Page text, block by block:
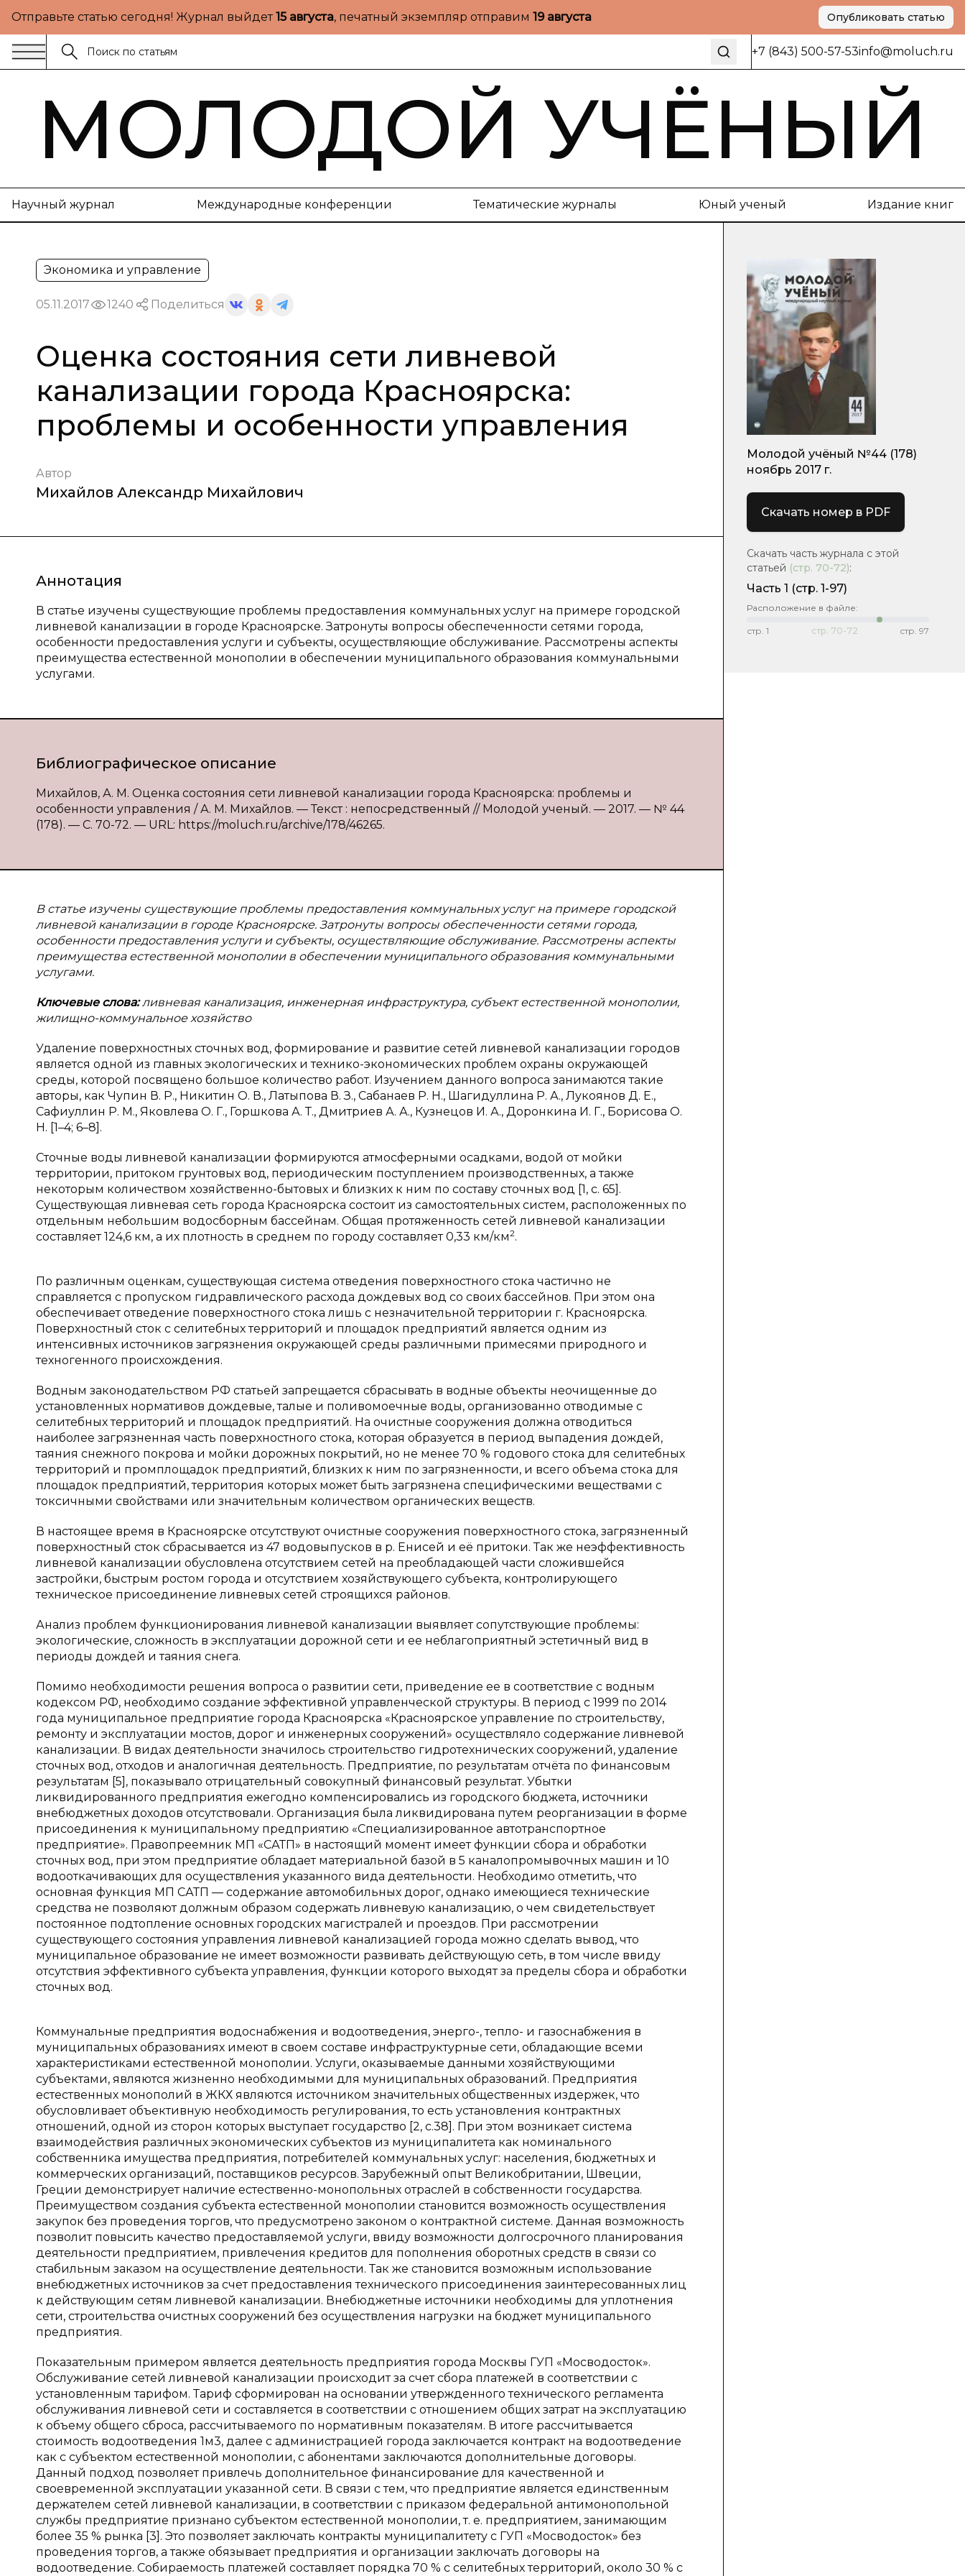
Отправьте статью сегодня! Журнал выйдет15 августа, печатный экземпляр отправим 19 августа Опубликовать статью
+7 (843) 500-57-53info@moluch.ru
МОЛОДОЙ УЧЁНЫЙ
Научный журнал Международные конференции Тематические журналы Юный ученый Издание книг
Экономика и управление
05.11.2017 1240 Поделиться
Оценка состояния сети ливневой
канализации города Красноярска:
проблемы и особенности управления
Автор
Михайлов Александр Михайлович
Аннотация
В статье изучены существующие проблемы предоставления коммунальных услуг на примере городской
ливневой канализации в городе Красноярске. Затронуты вопросы обеспеченности сетями города,
особенности предоставления услуги и субъекты, осуществляющие обслуживание. Рассмотрены аспекты
преимущества естественной монополии в обеспечении муниципального образования коммунальными
услугами.
Библиографическое описание
Михайлов, А. М. Оценка состояния сети ливневой канализации города Красноярска: проблемы и
особенности управления / А. М. Михайлов. — Текст : непосредственный // Молодой ученый. — 2017. — № 44
(178). — С. 70-72. — URL: https://moluch.ru/archive/178/46265.
В статье изучены существующие проблемы предоставления коммунальных услуг на примере городской
ливневой канализации в городе Красноярске. Затронуты вопросы обеспеченности сетями города,
особенности предоставления услуги и субъекты, осуществляющие обслуживание. Рассмотрены аспекты
преимущества естественной монополии в обеспечении муниципального образования коммунальными
услугами.
Ключевые слова:ливневая канализация, инженерная инфраструктура, субъект естественной монополии,
жилищно-коммунальное хозяйство
Удаление поверхностных сточных вод, формирование и развитие сетей ливневой канализации городов
является одной из главных экологических и технико-экономических проблем охраны окружающей
среды, которой посвящено большое количество работ. Изучением данного вопроса занимаются такие
авторы, как Чупин В. Р., Никитин О. В., Латыпова В. З., Сабанаев Р. Н., Шагидуллина Р. А., Лукоянов Д. Е.,
Сафиуллин Р. М., Яковлева О. Г., Горшкова А. Т., Дмитриев А. А., Кузнецов И. А., Доронкина И. Г., Борисова О.
Н. [1–4; 6–8].
Сточные воды ливневой канализации формируются атмосферными осадками, водой от мойки
территории, притоком грунтовых вод, периодическим поступлением производственных, а также
некоторым количеством хозяйственно-бытовых и близких к ним по составу сточных вод [1, с. 65].
Существующая ливневая сеть города Красноярска состоит из самостоятельных систем, расположенных по
отдельным небольшим водосборным бассейнам. Общая протяженность сетей ливневой канализации
составляет 124,6 км, а их плотность в среднем по городу составляет 0,33 км/км2.
По различным оценкам, существующая система отведения поверхностного стока частично не
справляется с пропуском гидравлического расхода дождевых вод со своих бассейнов. При этом она
обеспечивает отведение поверхностного стока лишь с незначительной территории г. Красноярска.
Поверхностный сток с селитебных территорий и площадок предприятий является одним из
интенсивных источников загрязнения окружающей среды различными примесями природного и
техногенного происхождения.
Водным законодательством РФ статьей запрещается сбрасывать в водные объекты неочищенные до
установленных нормативов дождевые, талые и поливомоечные воды, организованно отводимые с
селитебных территорий и площадок предприятий. На очистные сооружения должна отводиться
наиболее загрязненная часть поверхностного стока, которая образуется в период выпадения дождей,
таяния снежного покрова и мойки дорожных покрытий, но не менее 70 % годового стока для селитебных
территорий и промплощадок предприятий, близких к ним по загрязненности, и всего объема стока для
площадок предприятий, территория которых может быть загрязнена специфическими веществами с
токсичными свойствами или значительным количеством органических веществ.
В настоящее время в Красноярске отсутствуют очистные сооружения поверхностного стока, загрязненный
поверхностный сток сбрасывается из 47 водовыпусков в р. Енисей и её притоки. Так же неэффективность
ливневой канализации обусловлена отсутствием сетей на преобладающей части сложившейся
застройки, быстрым ростом города и отсутствием хозяйствующего субъекта, контролирующего
техническое присоединение ливневых сетей строящихся районов.
Анализ проблем функционирования ливневой канализации выявляет сопутствующие проблемы:
экологические, сложность в эксплуатации дорожной сети и ее неблагоприятный эстетичный вид в
периоды дождей и таяния снега.
Помимо необходимости решения вопроса о развитии сети, приведение ее в соответствие с водным
кодексом РФ, необходимо создание эффективной управленческой структуры. В период с 1999 по 2014
года муниципальное предприятие города Красноярска «Красноярское управление по строительству,
ремонту и эксплуатации мостов, дорог и инженерных сооружений» осуществляло содержание ливневой
канализации. В видах деятельности значилось строительство гидротехнических сооружений, удаление
сточных вод, отходов и аналогичная деятельность. Предприятие, по результатам отчёта по финансовым
результатам [5], показывало отрицательный совокупный финансовый результат. Убытки
ликвидированного предприятия ежегодно компенсировались из городского бюджета, источники
внебюджетных доходов отсутствовали. Организация была ликвидирована путем реорганизации в форме
присоединения к муниципальному предприятию «Специализированное автотранспортное
предприятие». Правопреемник МП «САТП» в настоящий момент имеет функции сбора и обработки
сточных вод, при этом предприятие обладает материальной базой в 5 каналопромывочных машин и 10
водооткачивающих для осуществления указанного вида деятельности. Необходимо отметить, что
основная функция МП САТП — содержание автомобильных дорог, однако имеющиеся технические
средства не позволяют должным образом содержать ливневую канализацию, о чем свидетельствует
постоянное подтопление основных городских магистралей и проездов. При рассмотрении
существующего состояния управления ливневой канализацией города можно сделать вывод, что
муниципальное образование не имеет возможности развивать действующую сеть, в том числе ввиду
отсутствия эффективного субъекта управления, функции которого выходят за пределы сбора и обработки
сточных вод.
Коммунальные предприятия водоснабжения и водоотведения, энерго-, тепло- и газоснабжения в
муниципальных образованиях имеют в своем составе инфраструктурные сети, обладающие всеми
характеристиками естественной монополии. Услуги, оказываемые данными хозяйствующими
субъектами, являются жизненно необходимыми для муниципальных образований. Предприятия
естественных монополий в ЖКХ являются источником значительных общественных издержек, что
обусловливает объективную необходимость регулирования, то есть установления контрактных
отношений, одной из сторон которых выступает государство [2, с.38]. При этом возникает система
взаимодействия различных экономических субъектов из муниципалитета как номинального
собственника имущества предприятия, потребителей коммунальных услуг: населения, бюджетных и
коммерческих организаций, поставщиков ресурсов. Зарубежный опыт Великобритании, Швеции,
Греции демонстрирует наличие естественно-монопольных отраслей в собственности государства.
Преимуществом создания субъекта естественной монополии становится возможность осуществления
закупок без проведения торгов, что предусмотрено законом о контрактной системе. Данная возможность
позволит повысить качество предоставляемой услуги, ввиду возможности долгосрочного планирования
деятельности предприятием, привлечения кредитов для пополнения оборотных средств в связи со
стабильным заказом на осуществление деятельности. Так же становится возможным использование
внебюджетных источников за счет предоставления технического присоединения заинтересованных лиц
к действующим сетям ливневой канализации. Внебюджетные источники необходимы для уплотнения
сети, строительства очистных сооружений без осуществления нагрузки на бюджет муниципального
предприятия.
Показательным примером является деятельность предприятия города Москвы ГУП «Мосводосток».
Обслуживание сетей ливневой канализации происходит за счет сбора платежей в соответствии с
установленным тарифом. Тариф сформирован на основании утвержденного технического регламента
обслуживания ливневой сети и составляется в соответствии с отношением общих затрат на эксплуатацию
к объему общего сброса, рассчитываемого по нормативным показателям. В итоге рассчитывается
стоимость водоотведения 1м3, далее с администрацией города заключается контракт на водоотведение
как с субъектом естественной монополии, с абонентами заключаются дополнительные договоры.
Данный подход позволяет привлечь дополнительное финансирование для качественной и
своевременной эксплуатации указанной сети. В связи с тем, что предприятие является единственным
держателем сетей ливневой канализации, в соответствии с приказом федеральной антимонопольной
службы предприятие признано субъектом естественной монополии, т. е. предприятием, занимающим
более 35 % рынка [3]. Это позволяет заключать контракты муниципалитету с ГУП «Мосводосток» без
проведения торгов, а также обязывает предприятия и организации заключать договоры на
водоотведение. Собираемость платежей составляет порядка 70 % с селитебных территорий, около 30 % с
Молодой учёный №44 (178)
ноябрь 2017 г.
Скачать номер в PDF
Скачать часть журнала с этой
статьей (стр. 70-72):
Часть 1 (стр. 1-97)
Расположение в файле:
стр. 1 стр. 70-72 стр. 97